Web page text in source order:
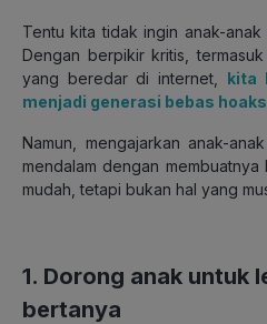
Tentu kita tidak ingin anak-
Dengan berpikir kritis,
yang beredar di internet, kita
menjadi generasi bebas hoaks
Namun, mengajarkan anak-
mendalam dengan
mudah, tetapi bukan hal yang
1. Dorong anak untuk
bertanya